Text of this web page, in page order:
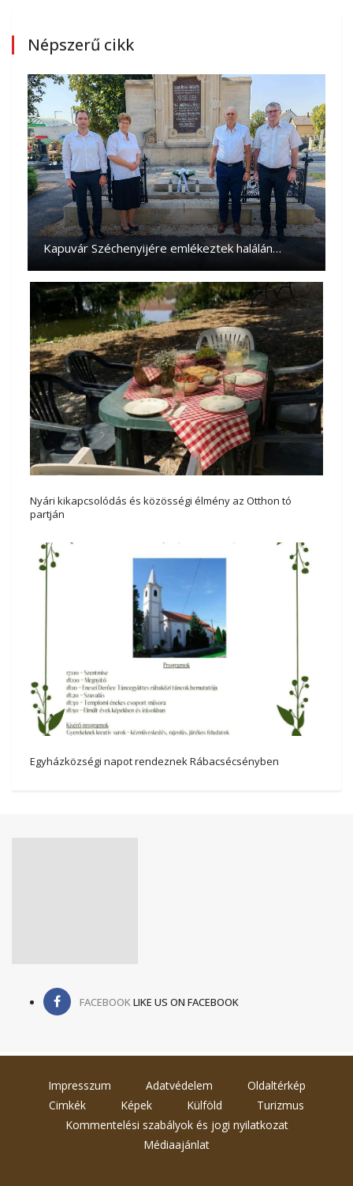
Népszerű cikk
Kapuvár Széchenyijére emlékeztek halálán…
Nyári kikapcsolódás és közösségi élmény az Otthon tó
partján
Egyházközségi napot rendeznek Rábacsécsényben
FACEBOOKLIKE US ON FACEBOOK
Impresszum Adatvédelem
Oldaltérkép
Cimkék
Képek Külföld
Turizmus
Kommentelési szabályok és jogi nyilatkozat
Médiaajánlat